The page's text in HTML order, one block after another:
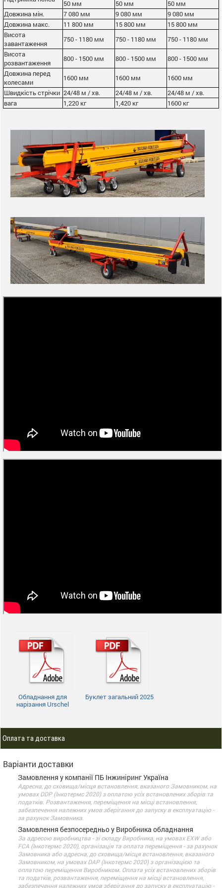
50 мм 50 мм
50 мм
Довжина мін.
7 080 мм 9 080 мм
9 080 мм
Довжина макс.
11 800 мм 15 800 мм
15 800 мм
Висота
завантаження
750 - 1180 мм 750 - 1180 мм
750 - 1180 мм
Висота
розвантаження
800 - 1500 мм 800 - 1500 мм
800 - 1500 мм
Довжина перед
колесами
1600 мм 1600 мм
1600 мм
Швидкість стрічки 24/48 м / хв. 24/48 м / хв.
24/48 м / хв.
вага
1,220 кг 1,420 кг 1600 кг
Обладнання для
нарізання Urschel
Буклет загальний 2025
Оплата та доставка
Варіанти доставки
Замовлення у компанії ПБ Інжиніринг Україна
Адресна, до сховища/місця встановлення, вказаного Замовником, на
умовах DDP (Інкотермс 2020) з оплатою усіх встановлених зборів та
податків. Розвантаження, переміщення на місці встановлення,
забезпечення належних умов зберігання до запуску в експлуатацію -
за рахунок Замовника.
Замовлення безпосередньо у Виробника обладнання
За адресою виробництва - зі складу Виробника, на умовах EXW або
FCA (Інкотермс 2020), організація та оплата переміщення - за рахунок
Замовника або адресна, до сховища/місця встановлення, вказаного
Замовником, на умовах DАP (Інкотермс 2020) з організацією та
оплатою переміщення Виробником. Оплата усіх встановлених зборів
та податків, розвантаження, переміщення на місці встановлення,
забезпечення належних умов зберігання до запуску в експлуатацію -